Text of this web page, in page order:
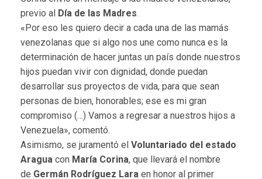
previo al Día de las Madres.
«Por eso les quiero decir a cada una de las mamás
venezolanas que si algo nos une como nunca es la
determinación de hacer juntas un país donde nuestros
hijos puedan vivir con dignidad, donde puedan
desarrollar sus proyectos de vida, para que sean
personas de bien, honorables; ese es mi gran
compromiso (…) Vamos a regresar a nuestros hijos a
Venezuela», comentó.
Asimismo, se juramentó el Voluntariado del estado
Aragua con María Corina, que llevará el nombre
de Germán Rodríguez Lara en honor al primer